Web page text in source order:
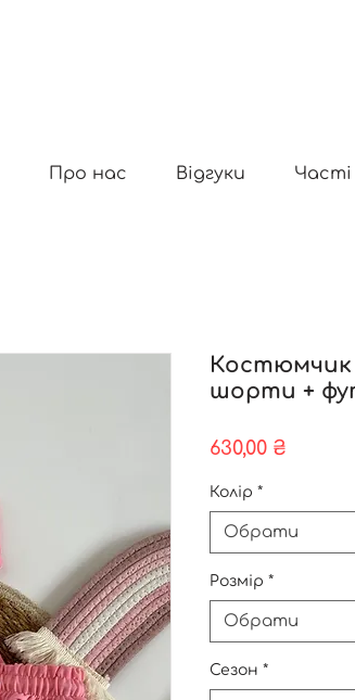
Про нас Відгуки
шорти +
630,00 ₴
Колір *
Обрати
Розмір *
Обрати
Сезон *